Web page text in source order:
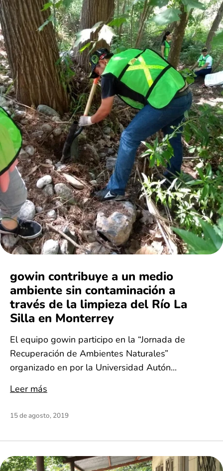
gowin contribuye a un medio
ambiente sin contaminación a
través de la limpieza del Río La
Silla en Monterrey
El equipo gowin participo en la “Jornada de
Recuperación de Ambientes Naturales”
organizado en por la Universidad Autón...
Leer más
15 de agosto, 2019